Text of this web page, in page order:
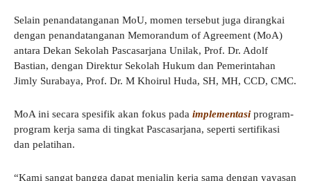
Selain penandatanganan MoU, momen tersebut juga dirangkai
dengan penandatanganan Memorandum of Agreement (MoA)
antara Dekan Sekolah Pascasarjana Unilak, Prof. Dr. Adolf
Bastian, dengan Direktur Sekolah Hukum dan Pemerintahan
Jimly Surabaya, Prof. Dr. M Khoirul Huda, SH, MH, CCD, CMC.
MoA ini secara spesifik akan fokus pada implementasi program-
program kerja sama di tingkat Pascasarjana, seperti sertifikasi
dan pelatihan.
“Kami sangat bangga dapat menjalin kerja sama dengan yayasan